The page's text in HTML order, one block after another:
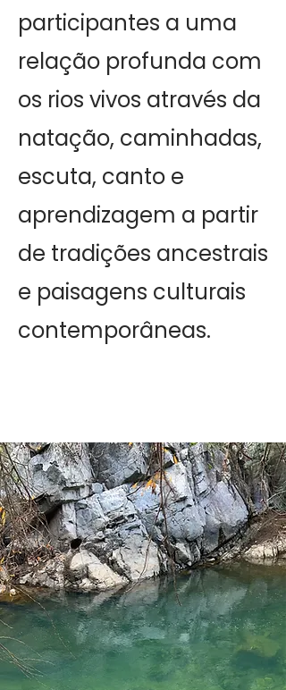
participantes a uma
relação profunda com
os rios vivos através da
natação, caminhadas,
escuta, canto e
aprendizagem a partir
de tradições ancestrais
e paisagens culturais
contemporâneas.